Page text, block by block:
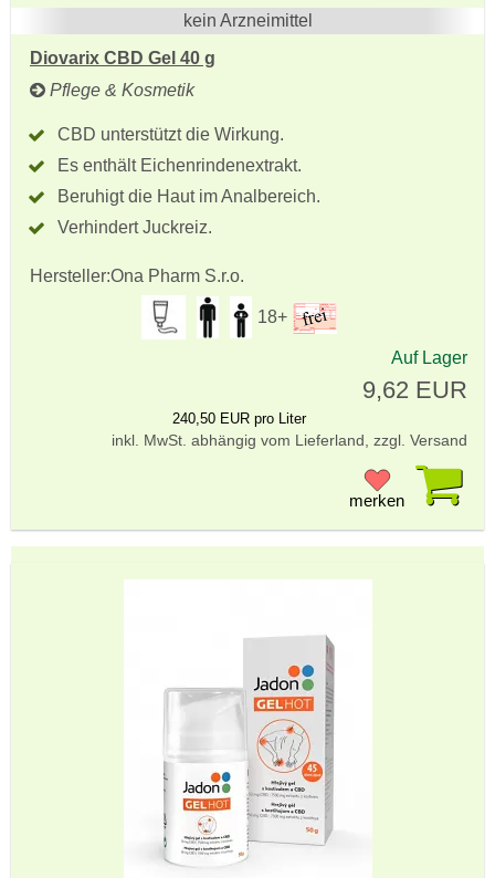
kein Arzneimittel
Diovarix CBD Gel 40 g
Pflege & Kosmetik
CBD unterstützt die Wirkung.
Es enthält Eichenrindenextrakt.
Beruhigt die Haut im Analbereich.
Verhindert Juckreiz.
Hersteller:Ona Pharm S.r.o.
18+
Auf Lager
9,62 EUR
240,50 EUR pro Liter
inkl. MwSt. abhängig vom Lieferland, zzgl. Versand
merken